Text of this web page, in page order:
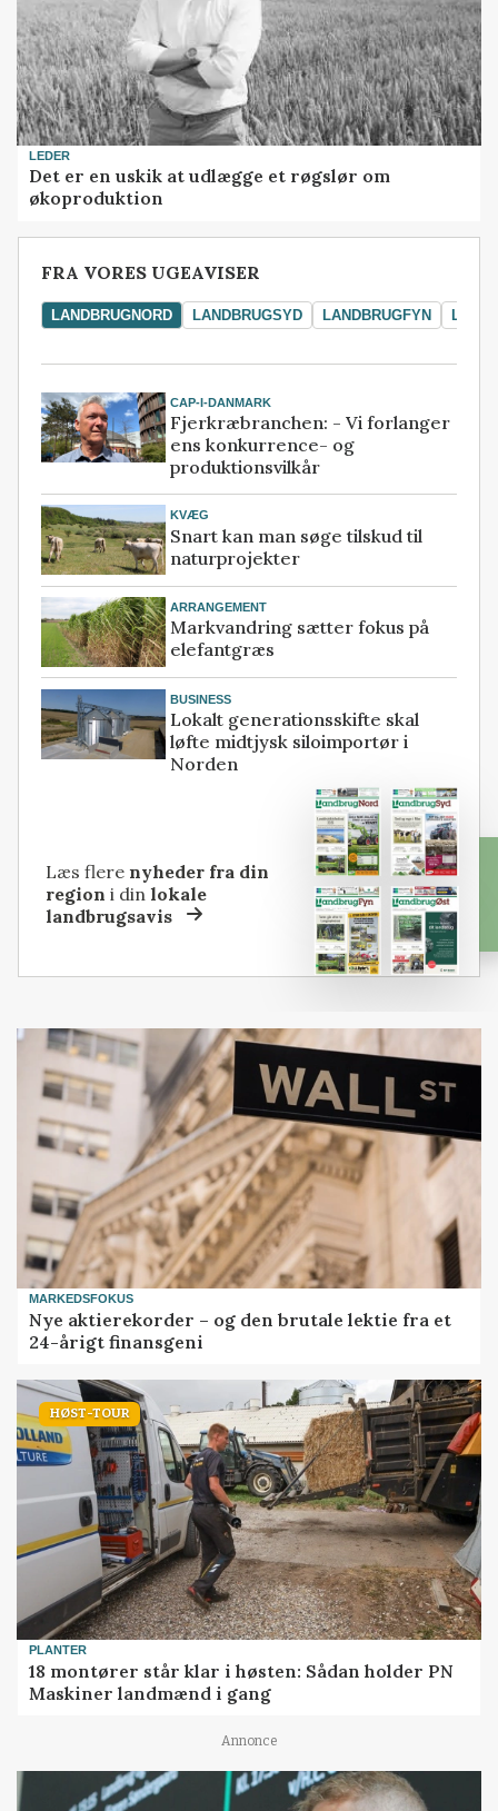
LEDER
Det er en uskik at udlægge et røgslør om
økoproduktion
FRA VORES UGEAVISER
LANDBRUGNORD LANDBRUGSYD LANDBRUGFYN
CAP-I-DANMARK
Fjerkræbranchen: - Vi forlanger
ens konkurrence- og
produktionsvilkår
KVÆG
Snart kan man søge tilskud til
naturprojekter
ARRANGEMENT
Markvandring sætter fokus på
elefantgræs
BUSINESS
Lokalt generationsskifte skal
løfte midtjysk siloimportør i
Norden
Læs flere nyheder fra din
region i dinlokale
landbrugsavis
MARKEDSFOKUS
Nye aktierekorder – og den brutale lektie fra et
24-årigt finansgeni
HØST-TOUR
PLANTER
18 montører står klar i høsten: Sådan holder PN
Maskiner landmænd i gang
Annonce